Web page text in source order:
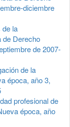
diciembre
de la
de Derecho
de 2007-
de la
época, año 3,
profesional de
época, año